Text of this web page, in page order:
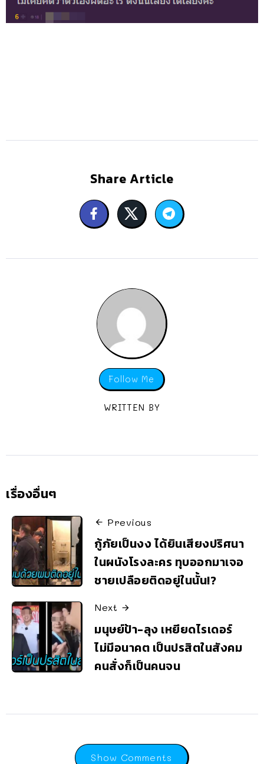
Share Article
Follow Me
WRITTEN BY
เรื่องอื่นๆ
Previous
กู้ภัยเป็นงง ได้ยินเสียงปริศนา
ในผนังโรงละคร ทุบออกมาเจอ
ชายเปลือยติดอยู่ในนั้น!?
Next
มนุษย์ป้า-ลุง เหยียดไรเดอร์
ไม่มีอนาคต เป็นปรสิตในสังคม
คนสั่งก็เป็นคนจน
Show Comments